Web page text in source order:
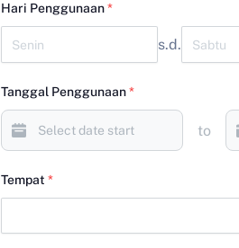
Hari Penggunaan*
s.d.
Tanggal Penggunaan*
to
Tempat *